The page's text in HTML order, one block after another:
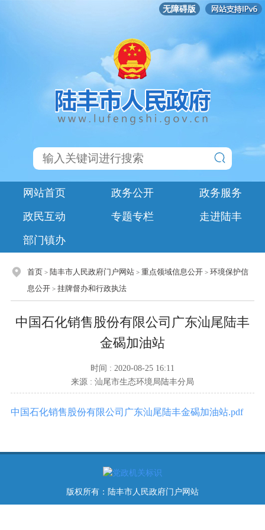
无障碍版
网站首页 政务公开
政务服务
政民互动
专题专栏
走进陆丰
部门镇办
首页 > 陆丰市人民政府门户网站 >重点领域信息公开 >环境保护信
息公开 >挂牌督办和行政执法
中国石化销售股份有限公司广东汕尾陆丰
金碣加油站
时间 : 2020-08-25 16:11
来源 : 汕尾市生态环境局陆丰分局
中国石化销售股份有限公司广东汕尾陆丰金碣加油站.pdf
版权所有：陆丰市人民政府门户网站